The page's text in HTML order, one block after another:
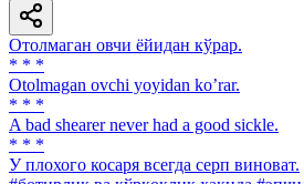
Отолмаган овчи ёйидан кўрар.
* * *
Otolmagan ovchi yoyidan koʼrar.
* * *
A bad shearer never had a good sickle.
* * *
У плохого косаря всегда серп виноват.